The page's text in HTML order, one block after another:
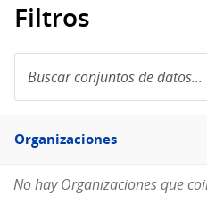
Filtros
conjuntos
de
Filtro
Organizaciones
Organizaciones
No hay Organizaciones que